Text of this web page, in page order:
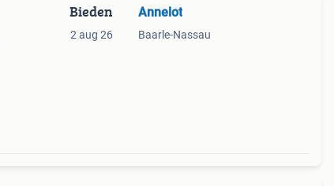
Bieden
2 aug 26
Annelot
Baarle-Nassau